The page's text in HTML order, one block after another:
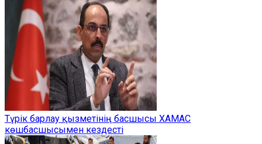
Түрік барлау қызметінің басшысы ХАМАС
көшбасшысымен кездесті